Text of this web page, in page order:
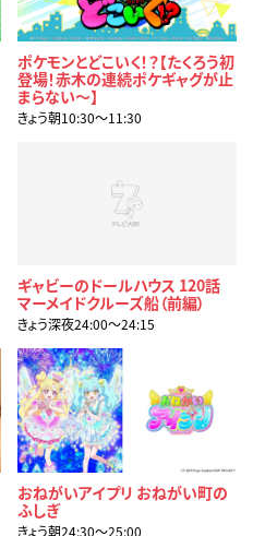
ポケモンとどこいく！？【たくろう初
登場！赤木の連続ポケギャグが止
まらない～】
きょう朝10:30〜11:30
ギャビーのドールハウス 120話
マーメイドクルーズ船（前編）
きょう深夜24:00〜24:15
おねがいアイプリ おねがい町の
ふしぎ
きょう朝24:30〜25:00